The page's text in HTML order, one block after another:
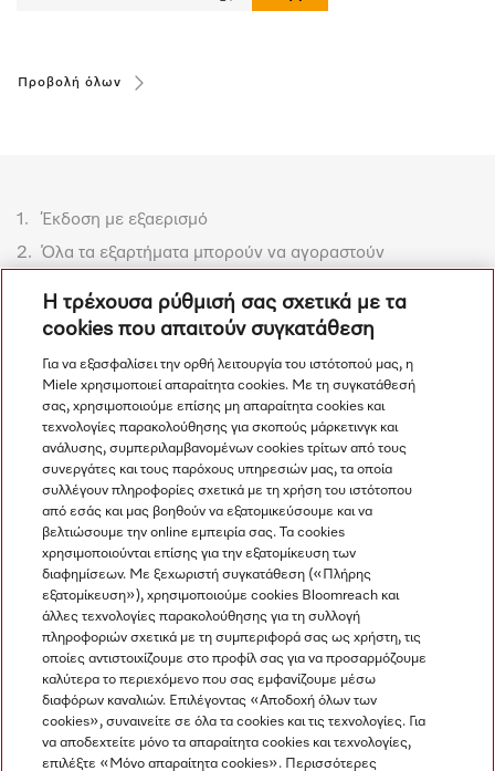
Προβολή όλων
1.
Έκδοση με εξαερισμό
2. Όλα τα εξαρτήματα μπορούν να αγοραστούν
Η εφαρμογή για κινητά διατίθεται ξεχωριστά – Η
διαθεσιμότητά της εξαρτάται από τη χώρα ή την
περιοχή.
Με την επιφύλαξη τεχνικών αλλαγών- καμία ευθύνη για την
ακρίβεια των παρεχόμενων πληροφοριών. Δείτε τους
Γενικούς Όρους και Προϋποθέσεις στο υποσέλιδο για
πρόσθετες λεπτομέρειες.
Πλοήγηση
Υπηρεσιες
Η τρέχουσα ρύθμισή σας σχετικά με τα
cookies που απαιτούν συγκατάθεση
Για να εξασφαλίσει την ορθή λειτουργία του ιστότοπού μας, η
Miele χρησιμοποιεί απαραίτητα cookies. Με τη συγκατάθεσή
σας, χρησιμοποιούμε επίσης μη απαραίτητα cookies και
τεχνολογίες παρακολούθησης για σκοπούς μάρκετινγκ και
ανάλυσης, συμπεριλαμβανομένων cookies τρίτων από τους
συνεργάτες και τους παρόχους υπηρεσιών μας, τα οποία
συλλέγουν πληροφορίες σχετικά με τη χρήση του ιστότοπου
από εσάς και μας βοηθούν να εξατομικεύσουμε και να
βελτιώσουμε την online εμπειρία σας. Τα cookies
χρησιμοποιούνται επίσης για την εξατομίκευση των
διαφημίσεων. Με ξεχωριστή συγκατάθεση («Πλήρης
εξατομίκευση»), χρησιμοποιούμε cookies Bloomreach και
άλλες τεχνολογίες παρακολούθησης για τη συλλογή
πληροφοριών σχετικά με τη συμπεριφορά σας ως χρήστη, τις
οποίες αντιστοιχίζουμε στο προφίλ σας για να προσαρμόζουμε
καλύτερα το περιεχόμενο που σας εμφανίζουμε μέσω
διαφόρων καναλιών. Επιλέγοντας «Αποδοχή όλων των
cookies», συναινείτε σε όλα τα cookies και τις τεχνολογίες. Για
να αποδεχτείτε μόνο τα απαραίτητα cookies και τεχνολογίες,
επιλέξτε «Μόνο απαραίτητα cookies». Περισσότερες